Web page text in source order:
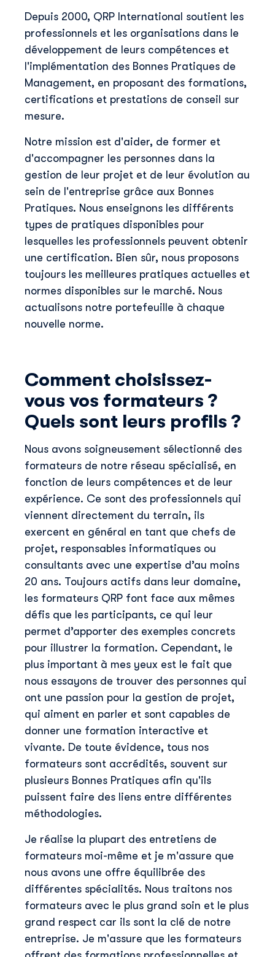
Découvrir Skillup
Prénom*
Nom*
E-mail professionnel*
Téléphone *
Depuis 2000, QRP International soutient les
professionnels et les organisations dans le
développement de leurs compétences et
l'implémentation des Bonnes Pratiques de
Management, en proposant des formations,
certifications et prestations de conseil sur
mesure.
Notre mission est d'aider, de former et
d'accompagner les personnes dans la
gestion de leur projet et de leur évolution au
sein de l'entreprise grâce aux Bonnes
Pratiques. Nous enseignons les différents
types de pratiques disponibles pour
lesquelles les professionnels peuvent obtenir
une certification. Bien sûr, nous proposons
toujours les meilleures pratiques actuelles et
normes disponibles sur le marché. Nous
actualisons notre portefeuille à chaque
nouvelle norme.
Comment choisissez-
vous vos formateurs ?
Quels sont leurs profils ?
Nous avons soigneusement sélectionné des
formateurs de notre réseau spécialisé, en
fonction de leurs compétences et de leur
expérience. Ce sont des professionnels qui
viennent directement du terrain, ils
exercent en général en tant que chefs de
projet, responsables informatiques ou
consultants avec une expertise d’au moins
20 ans. Toujours actifs dans leur domaine,
les formateurs QRP font face aux mêmes
défis que les participants, ce qui leur
permet d’apporter des exemples concrets
pour illustrer la formation. Cependant, le
plus important à mes yeux est le fait que
nous essayons de trouver des personnes qui
ont une passion pour la gestion de projet,
qui aiment en parler et sont capables de
donner une formation interactive et
vivante. De toute évidence, tous nos
formateurs sont accrédités, souvent sur
plusieurs Bonnes Pratiques afin qu'ils
puissent faire des liens entre différentes
méthodologies.
Je réalise la plupart des entretiens de
formateurs moi-même et je m'assure que
nous avons une offre équilibrée des
différentes spécialités. Nous traitons nos
formateurs avec le plus grand soin et le plus
grand respect car ils sont la clé de notre
entreprise. Je m'assure que les formateurs